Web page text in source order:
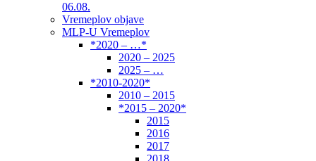
06.08.
Vremeplov objave
MLP-U Vremeplov
*2020 – …*
2020 – 2025
2025 – …
*2010-2020*
2010 – 2015
*2015 – 2020*
2015
2016
2017
2018